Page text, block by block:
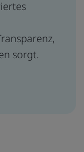
sorgt.